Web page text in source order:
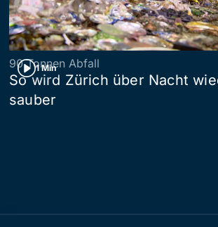
1 Min
90 Tonnen Abfall
So wird Zürich über Nacht
sauber